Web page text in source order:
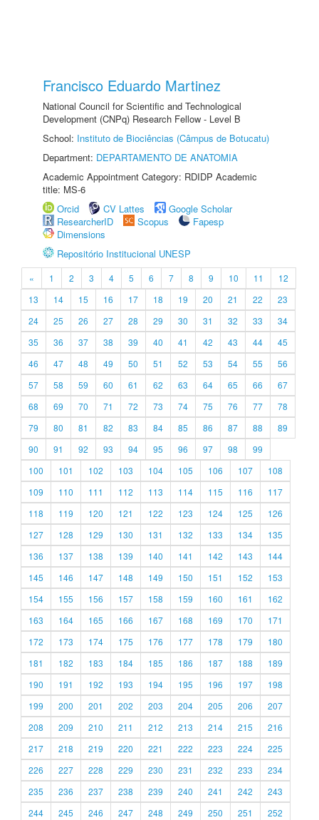
Francisco Eduardo Martinez
National Council for Scientific and Technological
Development (CNPq) Research Fellow - Level B
School: Instituto de Biociências (Câmpus de Botucatu)
Department: DEPARTAMENTO DE ANATOMIA
Academic Appointment Category: RDIDP Academic
title: MS-6
Orcid
CV Lattes
Google Scholar
ResearcherID
Scopus
Fapesp
Dimensions
Repositório Institucional UNESP
« 1 2 3 4 5 6 7 8 9 10 11
12
13
14 15 16 17 18 19 20 21 22
23
24
25 26 27 28 29 30 31 32 33
34
35
36 37 38 39 40 41 42 43 44
45
46
47 48 49 50 51 52 53 54 55
56
57
58 59 60 61 62 63 64 65 66
67
68
69 70 71 72 73 74 75 76 77
78
79
80 81 82 83 84 85 86 87 88
89
90
91 92 93 94 95 96 97 98
99
100
101 102 103 104 105 106 107
108
109
110 111 112 113 114 115 116
117
118
119 120 121 122 123 124 125
126
127
128 129 130 131 132 133 134
135
136
137 138 139 140 141 142 143
144
145
146 147 148 149 150 151 152
153
154
155 156 157 158 159 160 161
162
163
164 165 166 167 168 169 170
171
172
173 174 175 176 177 178 179
180
181
182 183 184 185 186 187 188
189
190
191 192 193 194 195 196 197
198
199
200 201 202 203 204 205 206
207
208
209 210 211 212 213 214 215
216
217
218 219 220 221 222 223 224
225
226
227 228 229 230 231 232 233
234
235
236 237 238 239 240 241 242
243
244
245 246 247 248 249 250 251 252